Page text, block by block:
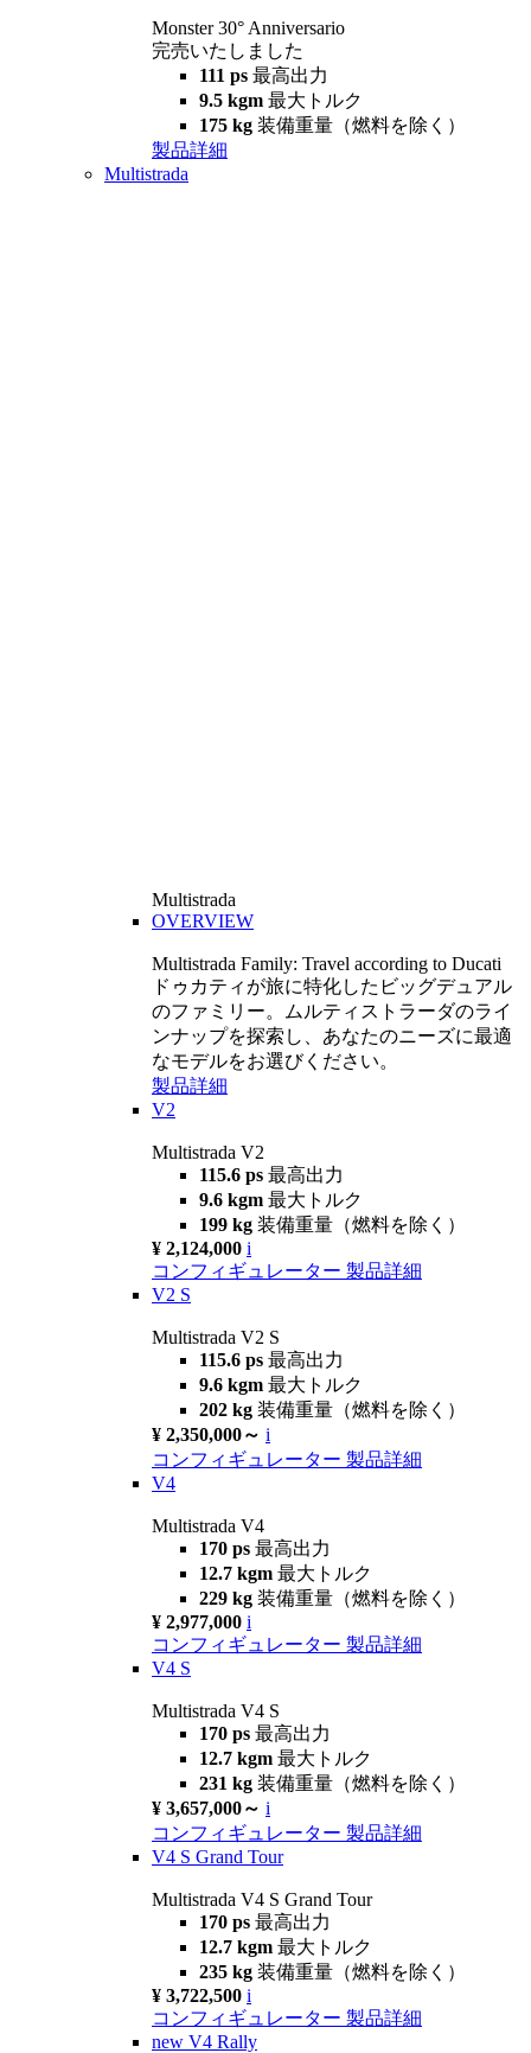
Monster 30° Anniversario
完売いたしました
111 ps 最高出力
9.5 kgm 最大トルク
175 kg 装備重量（燃料を除く）
製品詳細
Multistrada
Multistrada
OVERVIEW
Multistrada Family: Travel according to Ducati
ドゥカティが旅に特化したビッグデュアル
のファミリー。ムルティストラーダのライ
ンナップを探索し、あなたのニーズに最適
なモデルをお選びください。
製品詳細
V2
Multistrada V2
115.6 ps 最高出力
9.6 kgm 最大トルク
199 kg 装備重量（燃料を除く）
¥ 2,124,000 i
コンフィギュレーター 製品詳細
V2 S
Multistrada V2 S
115.6 ps 最高出力
9.6 kgm 最大トルク
202 kg 装備重量（燃料を除く）
¥ 2,350,000～ i
コンフィギュレーター 製品詳細
V4
Multistrada V4
170 ps 最高出力
12.7 kgm 最大トルク
229 kg 装備重量（燃料を除く）
¥ 2,977,000 i
コンフィギュレーター 製品詳細
V4 S
Multistrada V4 S
170 ps 最高出力
12.7 kgm 最大トルク
231 kg 装備重量（燃料を除く）
¥ 3,657,000～ i
コンフィギュレーター 製品詳細
V4 S Grand Tour
Multistrada V4 S Grand Tour
170 ps 最高出力
12.7 kgm 最大トルク
235 kg 装備重量（燃料を除く）
¥ 3,722,500 i
コンフィギュレーター 製品詳細
new V4 Rally